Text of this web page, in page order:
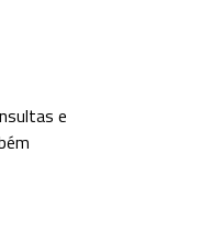
e